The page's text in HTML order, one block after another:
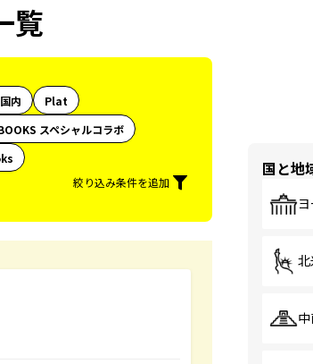
覧
内
Plat
スペシャルコラボ
絞り込み条件を追加
国と地
北
中